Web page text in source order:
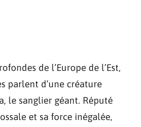
de l’Europe de l’Est,
parlent d’une créature
le sanglier géant. Réputé
et sa force inégalée,